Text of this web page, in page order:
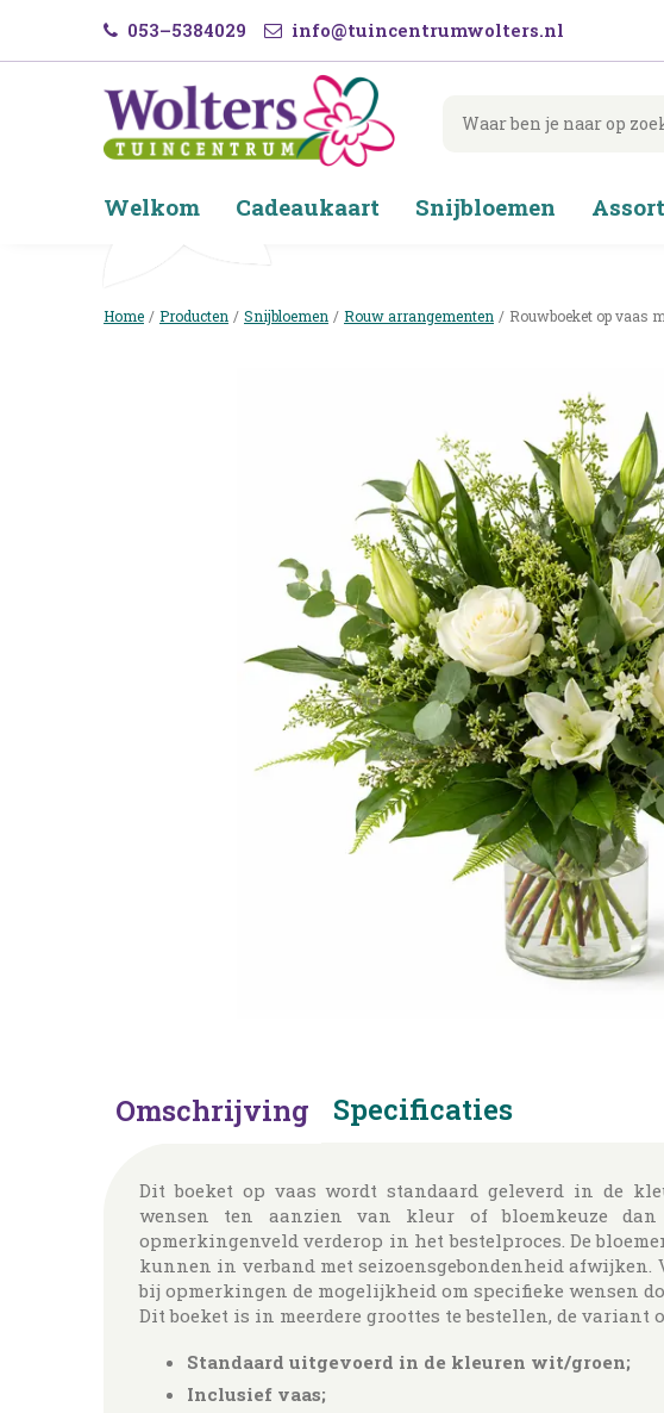
content
Home Producten Snijbloemen Rouw arrangementen Rouwboeket op vaas
053–5384029 info@tuincentrumwolters.nl
Welkom Cadeaukaart Snijbloemen
Omschrijving Specificaties
Dit boeket op vaas wordt standaard geleverd in de
wensen ten aanzien van kleur of bloemkeuze
opmerkingenveld verderop in het bestelproces. De
kunnen in verband met seizoensgebondenheid afwijken.
bij opmerkingen de mogelijkheid om specifieke wensen
Dit boeket is in meerdere groottes te bestellen, de variant
Standaard uitgevoerd in de kleuren wit/groen;
Inclusief vaas;